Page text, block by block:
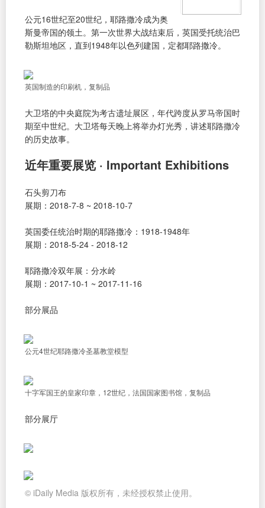
公元16世纪至20世纪，耶路撒冷成为奥
斯曼帝国的领土。第一次世界大战结束后，英国受托统治巴
勒斯坦地区，直到1948年以色列建国，定都耶路撒冷。
英国制造的印刷机，复制品
大卫塔的中央庭院为考古遗址展区，年代跨度从罗马帝国时
期至中世纪。大卫塔每天晚上将举办灯光秀，讲述耶路撒冷
的历史故事。
近年重要展览 · Important Exhibitions
石头剪刀布
展期：2018-7-8 ~ 2018-10-7
英国委任统治时期的耶路撒冷：1918-1948年
展期：2018-5-24 - 2018-12
耶路撒冷双年展：分水岭
展期：2017-10-1 ~ 2017-11-16
部分展品
公元4世纪耶路撒冷圣墓教堂模型
十字军国王的皇家印章，12世纪，法国国家图书馆，复制品
部分展厅
© iDaily Media 版权所有，未经授权禁止使用。